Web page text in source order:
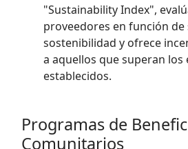
"Sustainability Index",
proveedores en función de
sostenibilidad y ofrece
a aquellos que superan los
establecidos.
Programas de
Comunitarios